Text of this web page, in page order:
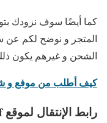
كما أيضًا سوف نزودك
المتجر و نوضح لكم
الشحن و غيرهم يكون ذلك
كيف أطلب من موفع و
رابط الإنتقال لموقع Rfof الإلكتروني